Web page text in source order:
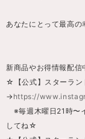
あなたにとって最高の
BY：
新商品やお得情報配信
☆【公式】スターラン
→ https://
※毎週木曜日21時〜
してね☆